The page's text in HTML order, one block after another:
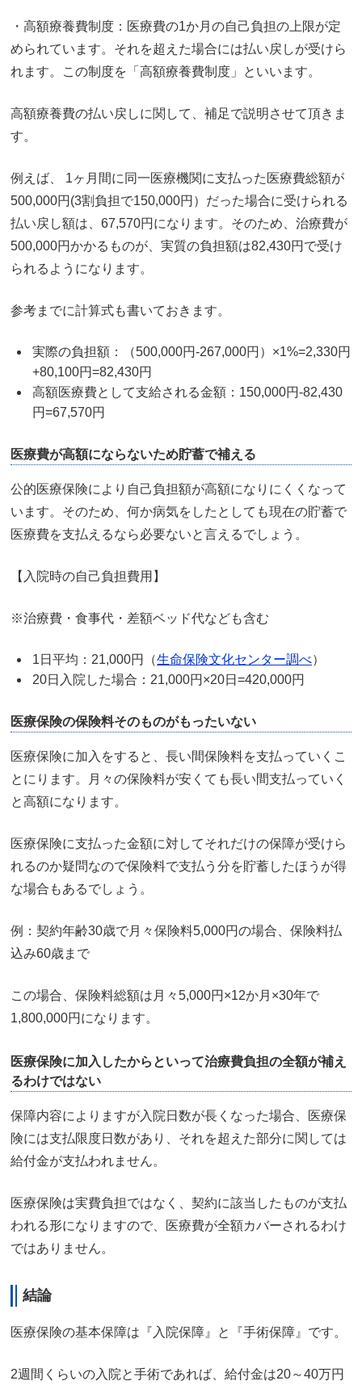
・高額療養費制度：医療費の1か月の自己負担の上限が定
められています。それを超えた場合には払い戻しが受けら
れます。この制度を「高額療養費制度」といいます。
高額療養費の払い戻しに関して、補足で説明させて頂きま
す。
例えば、 1ヶ月間に同一医療機関に支払った医療費総額が
500,000円(3割負担で150,000円）だった場合に受けられる
払い戻し額は、67,570円になります。そのため、治療費が
500,000円かかるものが、実質の負担額は82,430円で受け
られるようになります。
参考までに計算式も書いておきます。
実際の負担額：（500,000円-267,000円）×1%=2,330円
+80,100円=82,430円
高額医療費として支給される金額：150,000円-82,430
円=67,570円
医療費が高額にならないため貯蓄で補える
公的医療保険により自己負担額が高額になりにくくなって
います。そのため、何か病気をしたとしても現在の貯蓄で
医療費を支払えるなら必要ないと言えるでしょう。
【入院時の自己負担費用】
※治療費・食事代・差額ベッド代なども含む
1日平均：21,000円（生命保険文化センター調べ）
20日入院した場合：21,000円×20日=420,000円
医療保険の保険料そのものがもったいない
医療保険に加入をすると、長い間保険料を支払っていくこ
とにります。月々の保険料が安くても長い間支払っていく
と高額になります。
医療保険に支払った金額に対してそれだけの保障が受けら
れるのか疑問なので保険料で支払う分を貯蓄したほうが得
な場合もあるでしょう。
例：契約年齢30歳で月々保険料5,000円の場合、保険料払
込み60歳まで
この場合、保険料総額は月々5,000円×12か月×30年で
1,800,000円になります。
医療保険に加入したからといって治療費負担の全額が補え
るわけではない
保障内容によりますが入院日数が長くなった場合、医療保
険には支払限度日数があり、それを超えた部分に関しては
給付金が支払われません。
医療保険は実費負担ではなく、契約に該当したものが支払
われる形になりますので、医療費が全額カバーされるわけ
ではありません。
結論
医療保険の基本保障は『入院保障』と『手術保障』です。
2週間くらいの入院と手術であれば、給付金は20～40万円